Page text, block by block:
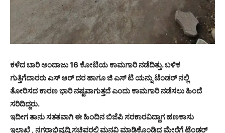
ಕಳೆದ ಬಾರಿ ಅಂದಾಜು 16 ಕೋಟಿಯ ಕಾಮಗಾರಿ ನಡೆದಿತ್ತು. ಬಳಿಕ
ಗುತ್ತಿಗೆದಾರರು ಎಸ್ ಆರ್ ದರ ಹಾಗೂ ಜಿ ಎಸ್ ಟಿ ಯನ್ನು ಟೆಂಡರ್ ನಲ್ಲಿ
ತೋರಿಸದ ಕಾರಣ ಭಾರಿ ನಷ್ಟವಾಗುತ್ತದೆ ಎಂದು ಕಾಮಗಾರಿ ನಡೆಸಲು ಹಿಂದೆ
ಸರಿದಿದ್ದರು.
ಇದೀಗ ತಾನು ಸತತವಾಗಿ ಈ ಹಿಂದಿನ ಬಿಜೆಪಿ ಸರಕಾರವಿದ್ದಾಗ ಹಣಕಾಸು
ಇಲಾಖೆ , ನಗರಾಭಿವೃದ್ಧಿ ಸಚಿವರಲ್ಲಿ ಮನವಿ ಮಾಡಿಕೊಂಡಿದ್ದ ಮೇರೆಗೆ ಟೆಂಡರ್